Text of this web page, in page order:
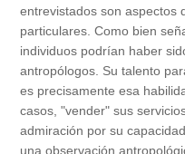
entrevistados son aspectos
particulares. Como bien
individuos podrían haber
antropólogos. Su talento
es precisamente esa
casos, "vender" sus
admiración por su
una observación